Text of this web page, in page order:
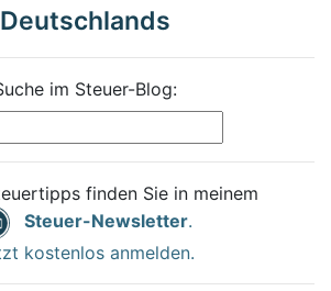
Deutschlands
im Steuer-Blog:
finden Sie in meinem
Steuer-Newsletter.
kostenlos anmelden.